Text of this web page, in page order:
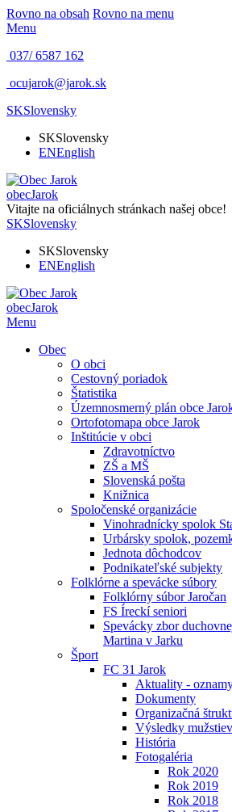
Rovno na obsah Rovno na menu
Menu
037/ 6587 162
ocujarok@jarok.sk
SKSlovensky
SKSlovensky
ENEnglish
obecJarok
Vitajte na oficiálnych stránkach našej obce!
SKSlovensky
SKSlovensky
ENEnglish
obecJarok
Menu
Obec
O obci
Cestovný poriadok
Štatistika
Územnosmerný plán obce
Ortofotomapa obce Jarok
Inštitúcie v obci
Zdravotníctvo
ZŠ a MŠ
Slovenská pošta
Knižnica
Spoločenské organizácie
Vinohradnícky spolok
Urbársky spolok,
Jednota dôchodcov
Podnikateľské subjekty
Folklórne a spevácke súbory
Folklórny súbor Jaročan
FS Íreckí seniori
Spevácky zbor
Martina v Jarku
Šport
FC 31 Jarok
Aktuality -
Dokumenty
Organizačná
Výsledky mužstiev
História
Fotogaléria
Rok 2020
Rok 2019
Rok 2018